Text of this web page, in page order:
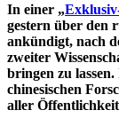
In einer „
gestern über den
ankündigt, nach
zweiter
bringen zu
chinesischen
aller